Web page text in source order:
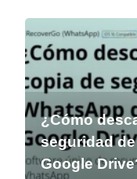
¿Cómo
seguridad
Google